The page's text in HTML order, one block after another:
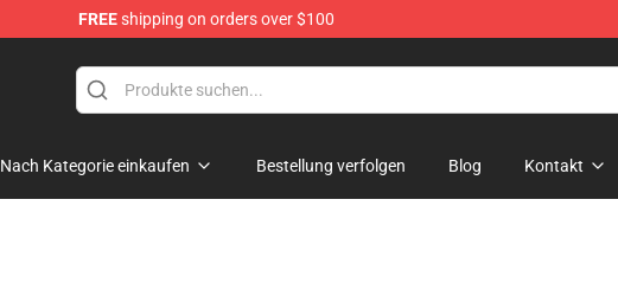
FREEshipping on orders over $100
Nach Kategorie einkaufen Bestellung verfolgen Blog Kontakt